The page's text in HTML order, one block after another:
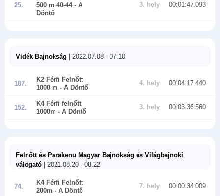
25.
500 m 40-44- A
Döntő
3. hely 00:01:47.093
Vidék Bajnokság | 2022.07.08 - 07.10
187.
K2 Férfi Felnőtt
1000 m - A Döntő
4. hely 00:04:17.440
152.
K4 Férfi felnőtt
1000m - A Döntő
3. hely 00:03:36.560
Felnőtt és Parakenu Magyar Bajnokság és Világbajnoki
válogató | 2021.08.20 - 08.22
74.
K4 Férfi Felnőtt
200m - A Döntő
7. hely 00:00:34.009